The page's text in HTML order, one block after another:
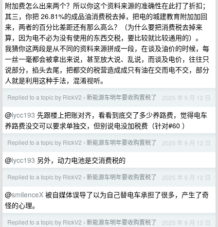
附加费怎么出来两个？所以你这个资料来源的准确性在此打了折扣；
其三，你把 26.81%的成品油消费税去掉，把电的城建教育附加加回
来，两者的百分比差距还有那么高么？（为什么要把消费税去掉来
算，因为电不必为没有使用的东西交税，要比较就比较通用的）。
我猜你这两段是从不同的资料来源拼成一段，在谈及油价的时候，每
一丝一毫都会被拿出来说，甚至放大说、乱说，而谈及电价，往往只
说部分，掐头去尾，把都交的税营造成成只有油在交而电不交，部分
人就是利用这种手法，混淆视听。
Replied to a topic by RIckV2 › 新能源车明年要收购置税了 2025 年 9 月 12 日
@lycc193 先跟楼上把账对齐，看看到底交了多少养路费，觉得电车
养路费没交可以要求单独交，但别说电没加税费（针对#60 ）
Replied to a topic by RIckV2 › 新能源车明年要收购置税了 2025 年 9 月 12 日
@lycc193 另外，动力电池是交消费税的
Replied to a topic by RIckV2 › 新能源车明年要收购置税了 2025 年 9 月 12 日
@smilenceX 被自媒体误导了以为自己替电车承担了很多，产生了奇
怪的心理。
Replied to a topic by RIckV2 › 新能源车明年要收购置税了 2025 年 9 月 12 日